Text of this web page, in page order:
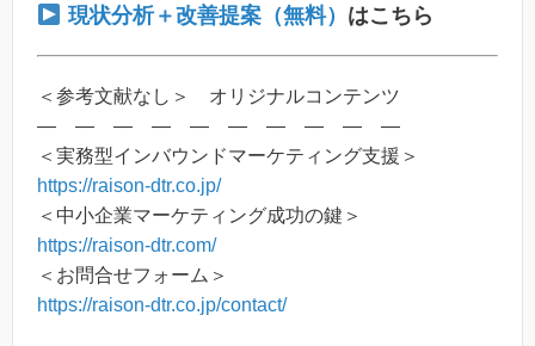
現状分析＋改善提案（無料） はこちら
＜参考文献なし＞ オリジナルコンテンツ
― ― ― ― ― ― ― ― ― ―
＜実務型インバウンドマーケティング支援＞
https://raison-dtr.co.jp/
＜中小企業マーケティング成功の鍵＞
https://raison-dtr.com/
＜お問合せフォーム＞
https://raison-dtr.co.jp/contact/